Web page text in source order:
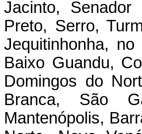
Jacinto,
Preto, Serro,
Jequitinhonha,
Baixo Guandu,
Domingos do
Branca, São
Mantenópolis,